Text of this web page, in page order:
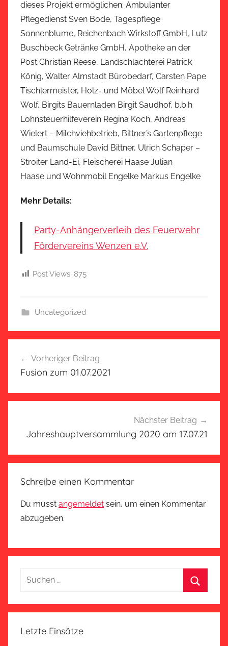
dieses Projekt ermöglichen: Ambulanter
Pflegedienst Sven Bode, Tagespflege
Sonnenblume, Reichenbach Wirkstoff GmbH, Lutz
Buschbeck Getränke GmbH, Apotheke an der
Post Christian Reese, Landschlachterei Patrick
König, Walter Almstadt Bürobedarf, Carsten Pape
Tischlermeister, Holz- und Möbel Wolf Reinhard
Wolf, Birgits Bauernladen Birgit Saudhof, b.b.h
Lohnsteuerhilfeverein Regina Koch, Andreas
Wielert – Milchviehbetrieb, Bittner’s Gartenpflege
und Baumschule David Bittner, Ulrich Schaper –
Stroiter Land-Ei, Fleischerei Haase Julian
Haase und Wohnmobil Engelke Markus Engelke
Mehr Details:
Party-Anhängerverleih des Feuerwehr
Fördervereins Wenzen e.V.
Post Views: 875
Uncategorized
Vorheriger Beitrag
Fusion zum 01.07.2021
Nächster Beitrag
Jahreshauptversammlung 2020 am 17.07.21
Schreibe einen Kommentar
Du musst angemeldet sein, um einen Kommentar
abzugeben.
Suchen
Letzte Einsätze